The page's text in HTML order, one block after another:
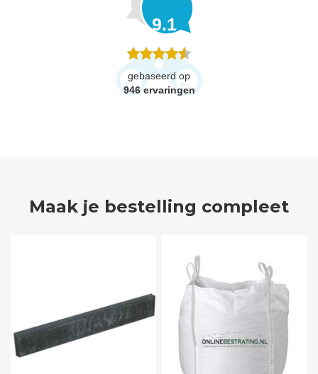
9.1
gebaseerd op
946 ervaringen
Maak je bestelling compleet